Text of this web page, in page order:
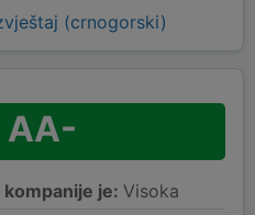
(crnogorski)
AA-
je: Visoka